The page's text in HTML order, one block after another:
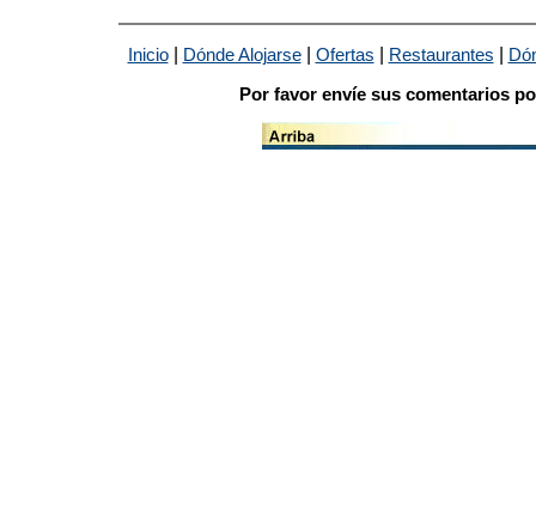
Inicio| Dónde Alojarse| Ofertas Restaurantes
Por favor envíe sus comentarios